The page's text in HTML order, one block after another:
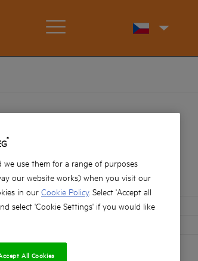
(21″)
a přenosné mezidno
®
use them for a range of purposes
our website works) when you visit our
in our Cookie Policy. Select 'Accept all
select 'Cookie Settings' if you would like
All Cookies